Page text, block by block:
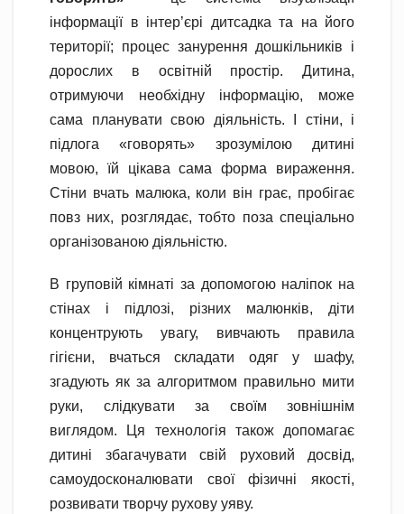
інформації в інтер’єрі дитсадка та на його
території; процес занурення дошкільників і
дорослих в освітній простір. Дитина,
отримуючи необхідну інформацію, може
сама планувати свою діяльність. І стіни, і
підлога «говорять» зрозумілою дитині
мовою, їй цікава сама форма вираження.
Стіни вчать малюка, коли він грає, пробігає
повз них, розглядає, тобто поза спеціально
організованою діяльністю.
В груповій кімнаті за допомогою наліпок на
стінах і підлозі, різних малюнків, діти
концентрують увагу, вивчають правила
гігієни, вчаться складати одяг у шафу,
згадують як за алгоритмом правильно мити
руки, слідкувати за своїм зовнішнім
виглядом. Ця технологія також допомагає
дитині збагачувати свій руховий досвід,
самоудосконалювати свої фізичні якості,
розвивати творчу рухову уяву.